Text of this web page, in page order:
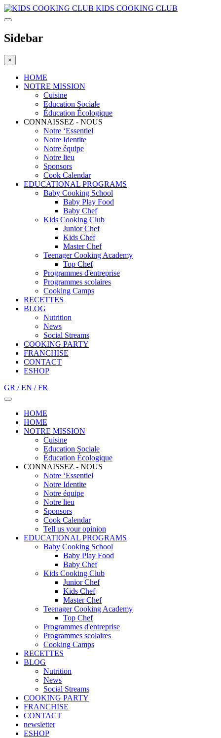
KIDS COOKING CLUB
Sidebar
×
HOME
NOTRE MISSION
Cuisine
Education Sociale
Éducation Écologique
CONNAISSEZ - NOUS
Notre ‘Essentiel
Notre Identite
Notre équipe
Notre lieu
Sponsors
Cook Calendar
EDUCATIONAL PROGRAMS
Baby Cooking School
Baby Play Food
Baby Chef
Kids Cooking Club
Junior Chef
Kids Chef
Master Chef
Teenager Cooking Academy
Top Chef
Programmes d'entreprise
Programmes scolaires
Cooking Camps
RECETTES
BLOG
Nutrition
Νews
Social Streams
COOKING PARTY
FRANCHISE
CONTACT
ESHOP
GR / EN / FR
HOME
HOME
NOTRE MISSION
Cuisine
Education Sociale
Éducation Écologique
CONNAISSEZ - NOUS
Notre ‘Essentiel
Notre Identite
Notre équipe
Notre lieu
Sponsors
Cook Calendar
Tell us your opinion
EDUCATIONAL PROGRAMS
Baby Cooking School
Baby Play Food
Baby Chef
Kids Cooking Club
Junior Chef
Kids Chef
Master Chef
Teenager Cooking Academy
Top Chef
Programmes d'entreprise
Programmes scolaires
Cooking Camps
RECETTES
BLOG
Nutrition
Νews
Social Streams
COOKING PARTY
FRANCHISE
CONTACT
newsletter
ESHOP